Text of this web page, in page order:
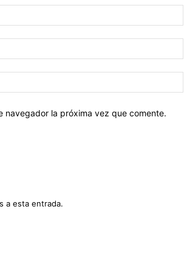
navegador la próxima vez que comente.
a esta entrada.